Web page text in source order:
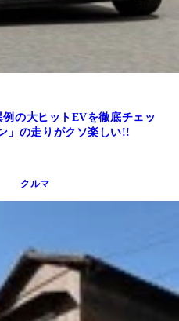
の大ヒットEVを徹底チェッ
」の走りがクソ楽しい!!
クルマ